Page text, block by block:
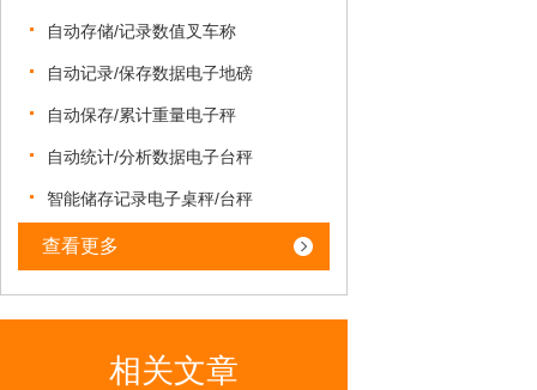
自动存储/记录数值叉车称
自动记录/保存数据电子地磅
自动保存/累计重量电子秤
自动统计/分析数据电子台秤
智能储存记录电子桌秤/台秤
查看更多
相关文章